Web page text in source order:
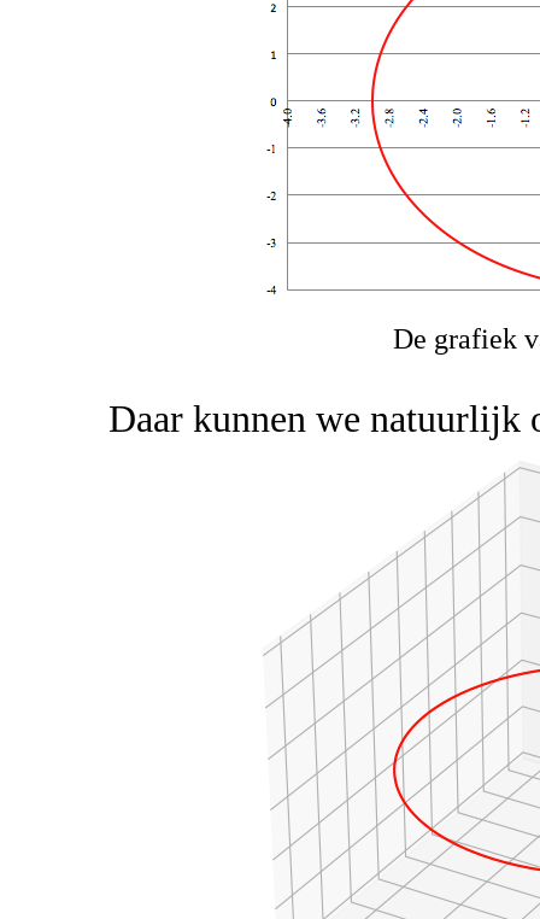
De grafiek
Daar kunnen we natuurlijk